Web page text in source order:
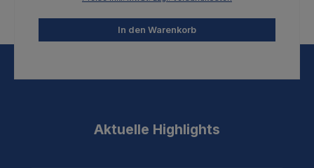
In den Warenkorb
Aktuelle Highlights